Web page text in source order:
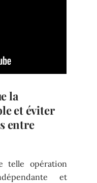
la
et éviter
entre
telle opération
et